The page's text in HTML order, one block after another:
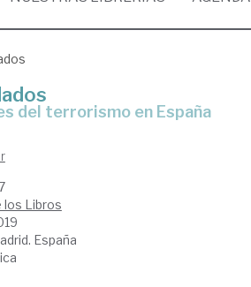
del terrorismo en España
los Libros
España